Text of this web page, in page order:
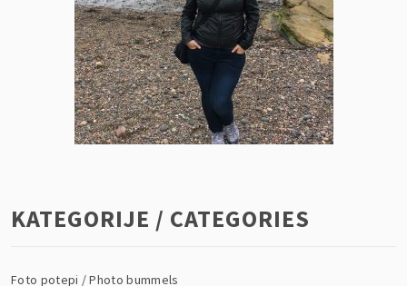
KATEGORIJE / CATEGORIES
Foto potepi / Photo bummels